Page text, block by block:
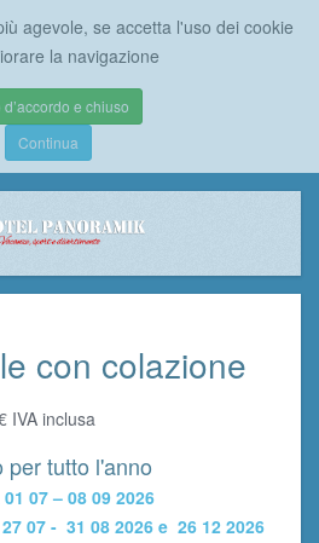
agevole, se accetta l'uso dei cookie
la navigazione
e chiuso
Continua
con colazione
IVA inclusa
per tutto l'anno
07 – 08 09 2026
07 - 31 08 2026 e 26 12 2026